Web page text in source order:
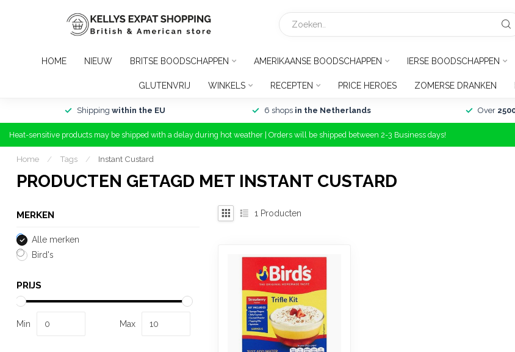
HOME NIEUW BRITSE BOODSCHAPPEN AMERIKAANSE BOODSCHAPPEN IERSE BOODSCHAPPEN
GLUTENVRIJ WINKELS RECEPTEN PRICE HEROES ZOMERSE DRANKEN
Shipping within the EU 6 shops in the Netherlands Over
Heat-sensitive products may be shipped with a delay during hot weather | Orders will be shipped between 2-3 Business days!
Home / Tags / Instant Custard
PRODUCTEN GETAGD MET INSTANT CUSTARD
MERKEN
Alle merken
Bird's
PRIJS
Min Max
1 Producten